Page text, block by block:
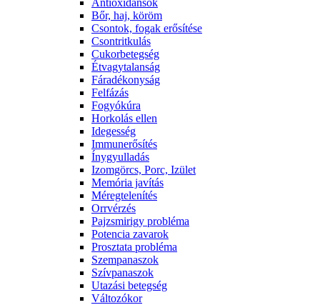
Antioxidánsok
Bőr, haj, köröm
Csontok, fogak erősítése
Csontritkulás
Cukorbetegség
Étvagytalanság
Fáradékonyság
Felfázás
Fogyókúra
Horkolás ellen
Idegesség
Immunerősítés
Ínygyulladás
Izomgörcs, Porc, Izület
Memória javítás
Méregtelenítés
Orrvérzés
Pajzsmirigy probléma
Potencia zavarok
Prosztata probléma
Szempanaszok
Szívpanaszok
Utazási betegség
Változókor